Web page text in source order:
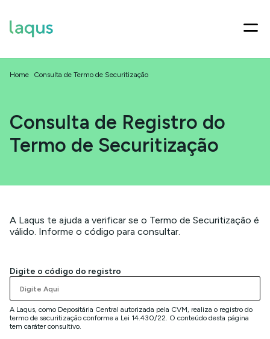
Home Consulta de Termo de Securitização
Consulta de Registro do
Termo de Securitização
A Laqus te ajuda a verificar se o Termo de Securitização é
válido. Informe o código para consultar.
Digite o código do registro
A Laqus, como Depositária Central autorizada pela CVM, realiza o registro do
termo de securitização conforme a Lei 14.430/22. O conteúdo desta página
tem caráter consultivo.